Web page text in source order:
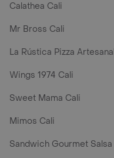
Calathea Cali
Mr Bross Cali
La Rústica Pizza
Wings 1974 Cali
Sweet Mama Cali
Mimos Cali
Sandwich Gourmet